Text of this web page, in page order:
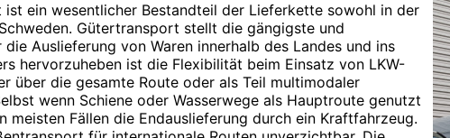
ein wesentlicher Bestandteil der Lieferkette sowohl in der
Gütertransport stellt die gängigste und
Auslieferung von Waren innerhalb des Landes und ins
hervorzuheben ist die Flexibilität beim Einsatz von LKW-
über die gesamte Route oder als Teil multimodaler
wenn Schiene oder Wasserwege als Hauptroute genutzt
meisten Fällen die Endauslieferung durch ein Kraftfahrzeug.